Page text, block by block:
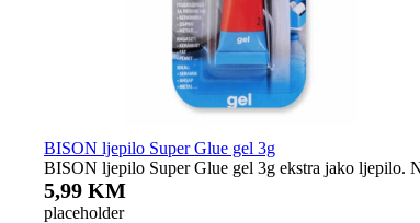
BISON ljepilo Super Glue gel 3g
BISON ljepilo Super Glue gel 3g ekstra jako ljepilo.
5,99 KM
placeholder